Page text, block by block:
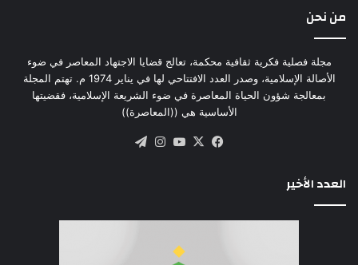
من نحن
مجلة فصلية فكرية ثقافية محكمة، تعالج قضايا الاجتهاد المعاصر في ضوء
الأصالة الإسلامية، وصدر العدد الافتتاحي لها في يناير 1974 م. تهتم المجلة
بمعالجة شؤون الحياة المعاصرة في ضوء الشريعة الإسلامية، فقضيتها
الأساسية هي ((المعاصرة))
فيسبوك
‫X
‫YouTube
انستقرام
العدد الأخير